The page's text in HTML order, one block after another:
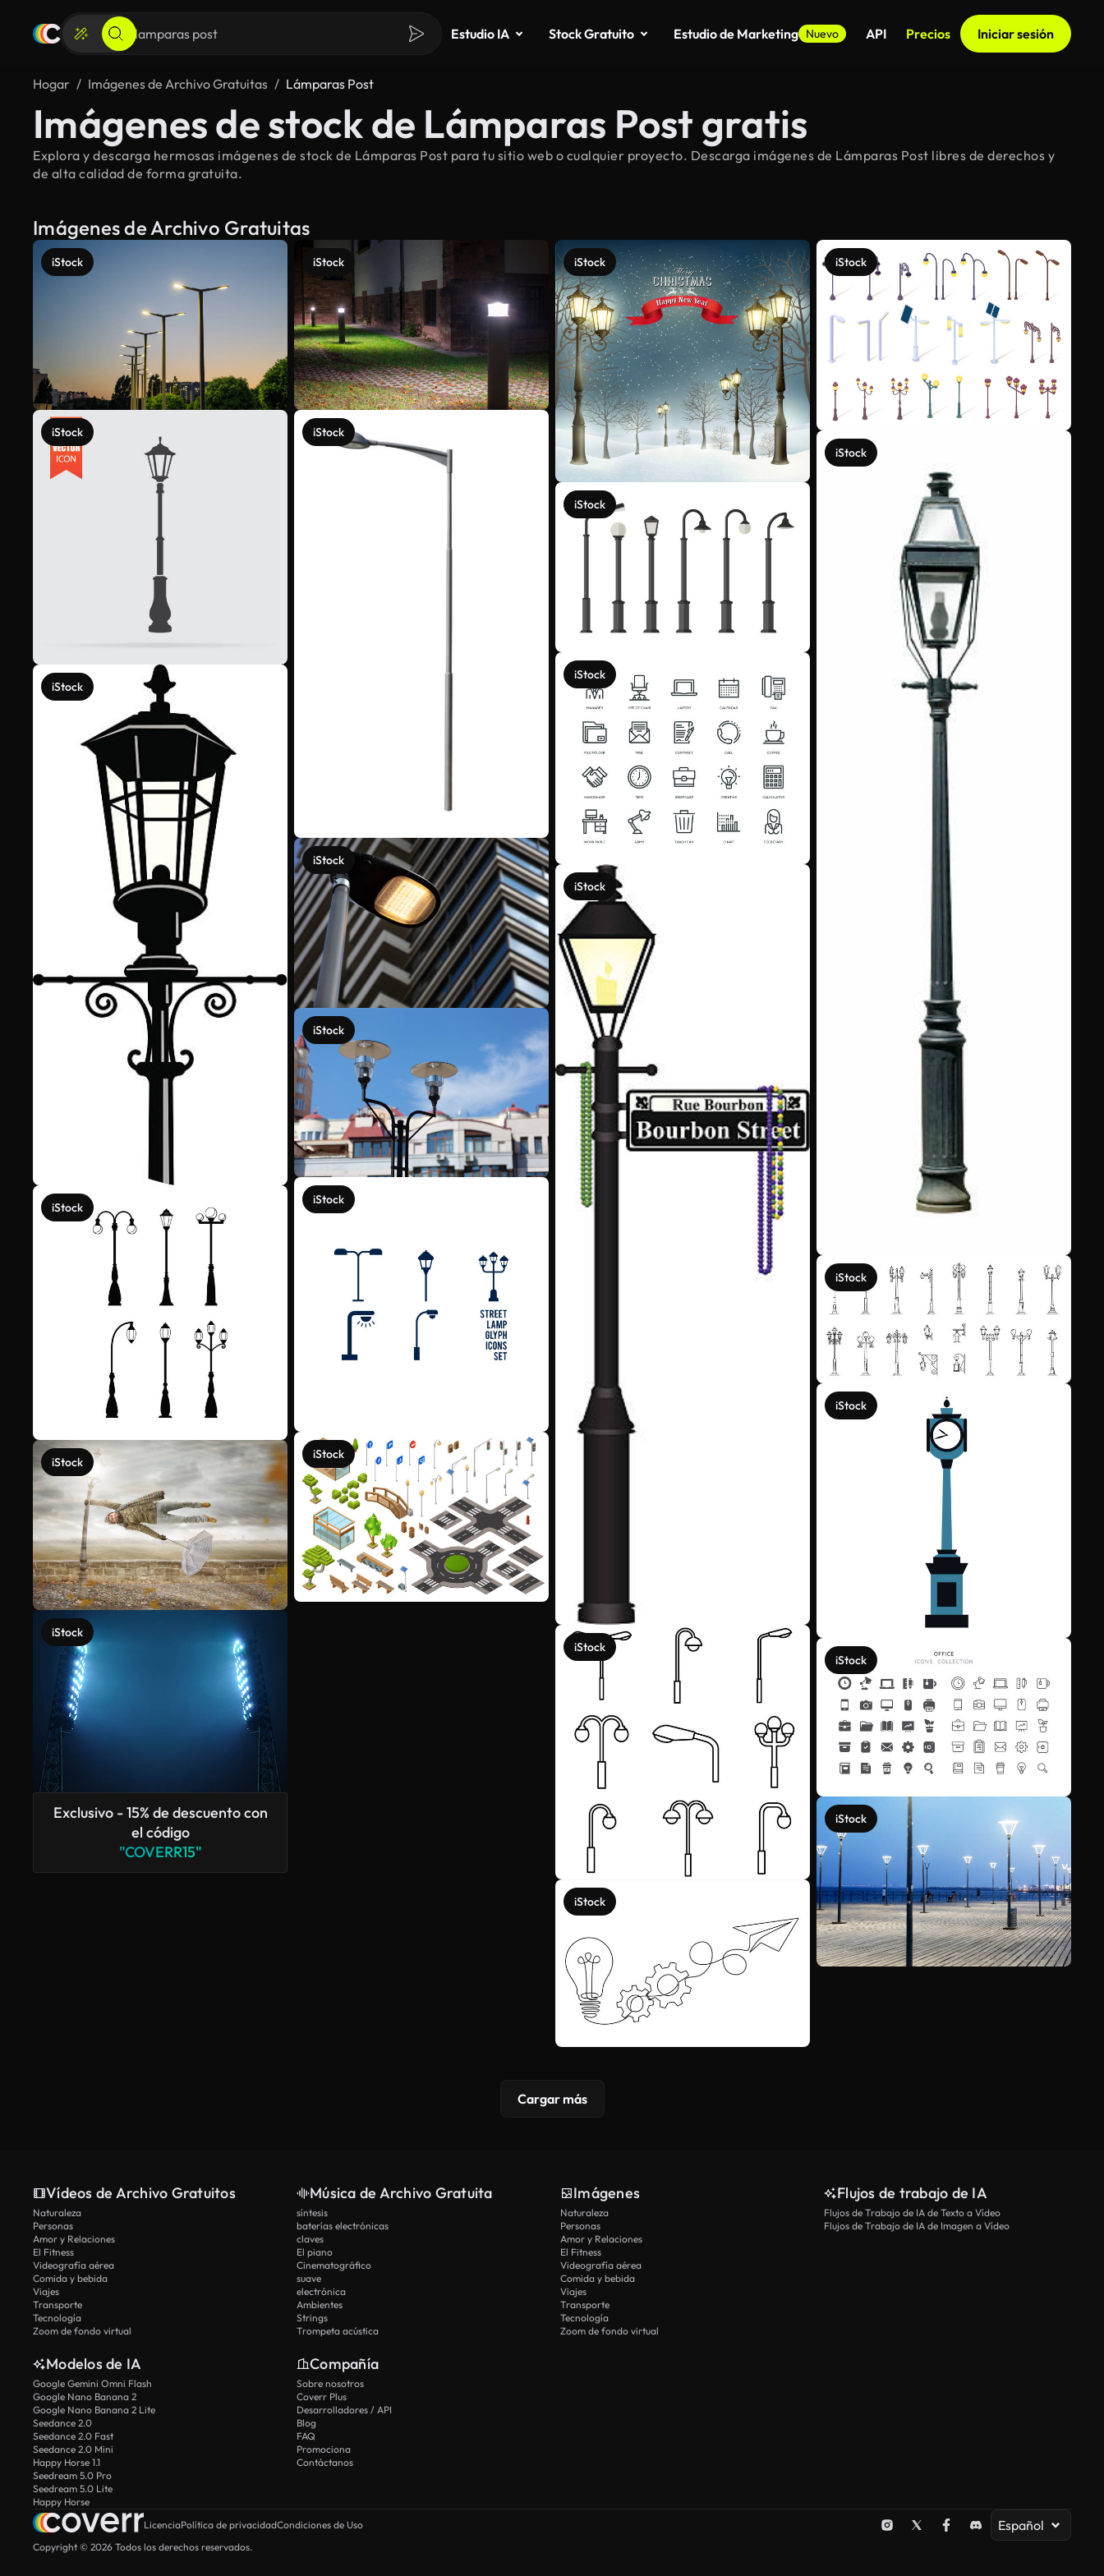
Estudio IA Stock Gratuito Estudio de Marketing Nuevo API Precios Iniciar sesión
Hogar Imágenes de Archivo Gratuitas Lámparas Post
Imágenes de stock de Lámparas Post gratis
Explora y descarga hermosas imágenes de stock de Lámparas Post para tu sitio web o cualquier proyecto. Descarga imágenes de Lámparas Post libres de derechos y
de alta calidad de forma gratuita.
Imágenes de Archivo Gratuitas
iStock
iStock
iStock
iStock
iStock
iStock
Exclusivo - 15% de descuento con
el código
"COVERR15"
iStock
iStock
iStock
iStock
iStock
iStock
iStock
iStock
iStock
iStock
iStock
iStock
iStock
iStock
iStock
iStock
iStock
iStock
Cargar más
Vídeos de Archivo Gratuitos
Naturaleza
Personas
Amor y Relaciones
El Fitness
Videografía aérea
Comida y bebida
Viajes
Transporte
Tecnología
Zoom de fondo virtual
Música de Archivo Gratuita
síntesis
baterías electrónicas
claves
El piano
Cinematográfico
suave
electrónica
Ambientes
Strings
Trompeta acústica
Imágenes
Naturaleza
Personas
Amor y Relaciones
El Fitness
Videografía aérea
Comida y bebida
Viajes
Transporte
Tecnología
Zoom de fondo virtual
Flujos de trabajo de IA
Flujos de Trabajo de IA de Texto a Vídeo
Flujos de Trabajo de IA de Imagen a Vídeo
Modelos de IA
Google Gemini Omni Flash
Google Nano Banana 2
Google Nano Banana 2 Lite
Seedance 2.0
Seedance 2.0 Fast
Seedance 2.0 Mini
Happy Horse 1.1
Seedream 5.0 Pro
Seedream 5.0 Lite
Happy Horse
Compañía
Sobre nosotros
Coverr Plus
Desarrolladores / API
Blog
FAQ
Promociona
Contáctanos
LicenciaPolítica de privacidadCondiciones de Uso Español
Copyright © 2026 Todos los derechos reservados.